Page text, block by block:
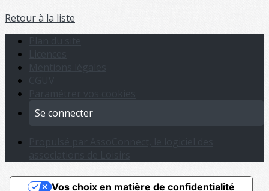
Retour à la liste
Se connecter
Vos choix en matière de confidentialité